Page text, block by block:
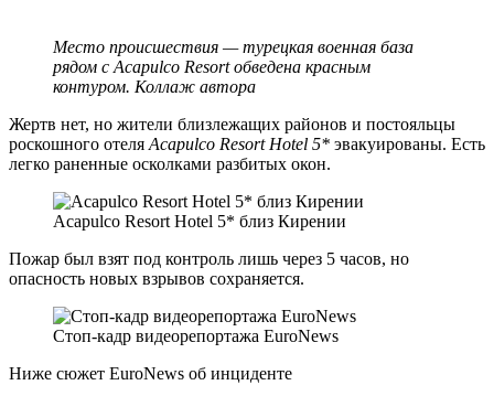
Место происшествия — турецкая военная база
рядом с Acapulco Resort обведена красным
контуром. Коллаж автора
Жертв нет, но жители близлежащих районов и постояльцы
роскошного отеля Acapulco Resort Hotel 5* эвакуированы. Есть
легко раненные осколками разбитых окон.
Acapulco Resort Hotel 5* близ Кирении
Пожар был взят под контроль лишь через 5 часов, но
опасность новых взрывов сохраняется.
Стоп-кадр видеорепортажа EuroNews
Ниже сюжет EuroNews об инциденте